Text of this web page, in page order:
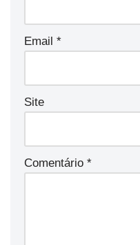
Email *
Site
Comentário *